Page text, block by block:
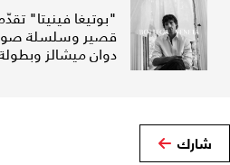
"بوتيغا فينيتا"
قصير وسلسلة صور
دوان ميشالز
شارك